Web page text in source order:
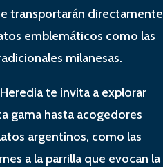
transportarán directamente
emblemáticos como las
milanesas.
te invita a explorar
gama hasta acogedores
argentinos, como las
a la parrilla que evocan la